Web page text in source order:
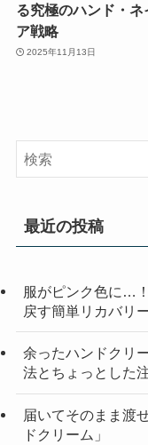
る究極のハンド・ネ
ア戦略
2025年11月13日
最近の投稿
服がピンク色に…
戻す簡単リカバリ
余ったハンドクリ
法とちょっとした
届いてそのまま渡
ドクリーム」